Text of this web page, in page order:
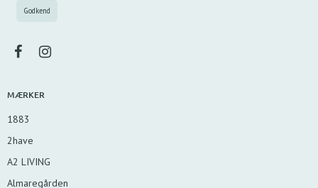
MÆRKER
1883
2have
A2 LIVING
Almaregården